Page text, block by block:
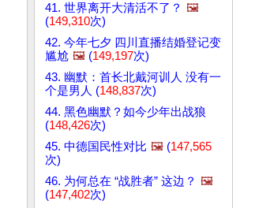
41. 世界离开大清活不了？ 🖼️
(149,310次)
42. 今年七夕 四川直播结婚登记变
尴尬 🖼️ (149,197次)
43. 幽默：首长北戴河训人 没有一
个是男人 (148,837次)
44. 黑色幽默？如今少年出战狼
(148,426次)
45. 中德国民性对比 🖼️ (147,565
次)
46. 为何总在 “战胜者” 这边？ 🖼️
(147,402次)